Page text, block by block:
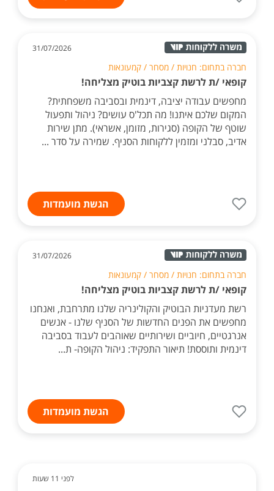
31/07/2026
חברה בתחום: חנויות / מסחר / קמעונאות
קופאי /ת לרשת קצביות בוטיק מצליחה!
מחפשים עבודה יציבה, דינמית ובסביבה משפחתית?
המקום שלכם איתנו! מה תכל'ס עושים? ניהול ותפעול
שוטף של הקופה (סגירות, מזומן, אשראי). מתן שירות
אדיב, סבלני ומזמין ללקוחות הסניף. שמירה על סדר ...
הגשת מועמדות
31/07/2026
חברה בתחום: חנויות / מסחר / קמעונאות
קופאי /ת לרשת קצביות בוטיק מצליחה!
רשת מעדניות הבוטיק והקולינריה שלנו מתרחבת, ואנחנו
מחפשים את הפנים החדשות של הסניף שלנו - אנשים
אנרגטיים, חיוביים ושירותיים שאוהבים לעבוד בסביבה
דינמית ותוססת! תיאור התפקיד: ניהול הקופה- ת...
הגשת מועמדות
לפני 11 שעות